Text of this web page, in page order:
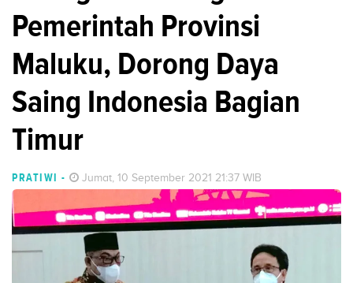
Pemerintah Provinsi
Maluku, Dorong Daya
Saing Indonesia Bagian
Timur
PRATIWI - Jumat, 10 September 2021 21:37 WIB